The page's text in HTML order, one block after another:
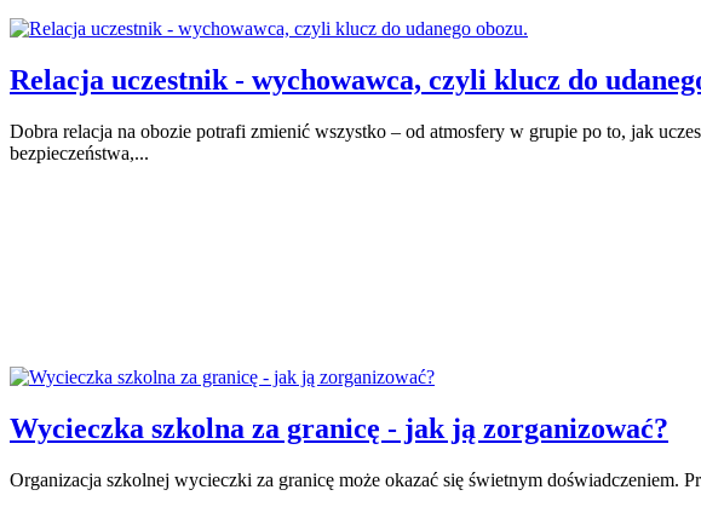
Relacja uczestnik - wychowawca, czyli klucz do
Dobra relacja na obozie potrafi zmienić wszystko – od atmosfery w grupie po to, jak
bezpieczeństwa,...
Wycieczka szkolna za granicę - jak ją zorganizować?
Organizacja szkolnej wycieczki za granicę może okazać się świetnym doświadczeniem.